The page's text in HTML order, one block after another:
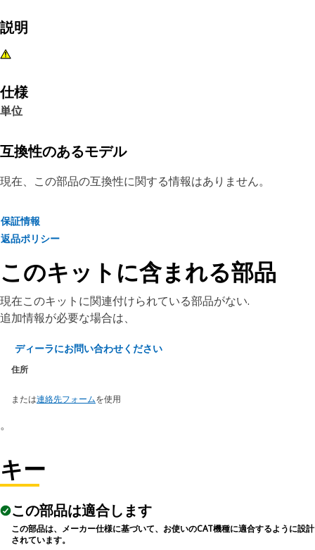
説明
仕様
単位
互換性のあるモデル
現在、この部品の互換性に関する情報はありません。
保証情報
返品ポリシー
このキットに含まれる部品
現在このキットに関連付けられている部品がない.
追加情報が必要な場合は、
ディーラにお問い合わせください
住所
または連絡先フォームを使用
。
キー
この部品は適合します
この部品は、メーカー仕様に基づいて、お使いのCAT機種に適合するように設計
されています。